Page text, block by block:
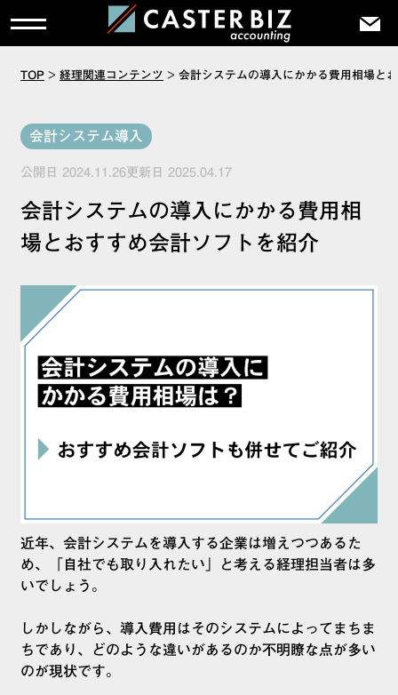
TOP > 経理関連コンテンツ > 会計システムの導入にかかる費用相場と
会計システム導入
公開日 2024.11.26更新日 2025.04.17
会計システムの導入にかかる費用相
場とおすすめ会計ソフトを紹介
近年、会計システムを導入する企業は増えつつあるた
め、「自社でも取り入れたい」と考える経理担当者は多
いでしょう。
しかしながら、導入費用はそのシステムによってまちま
ちであり、どのような違いがあるのか不明瞭な点が多い
のが現状です。